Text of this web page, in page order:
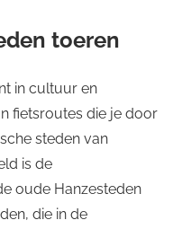
toeren
in cultuur en
fietsroutes die je door
steden van
is de
oude Hanzesteden
die in de